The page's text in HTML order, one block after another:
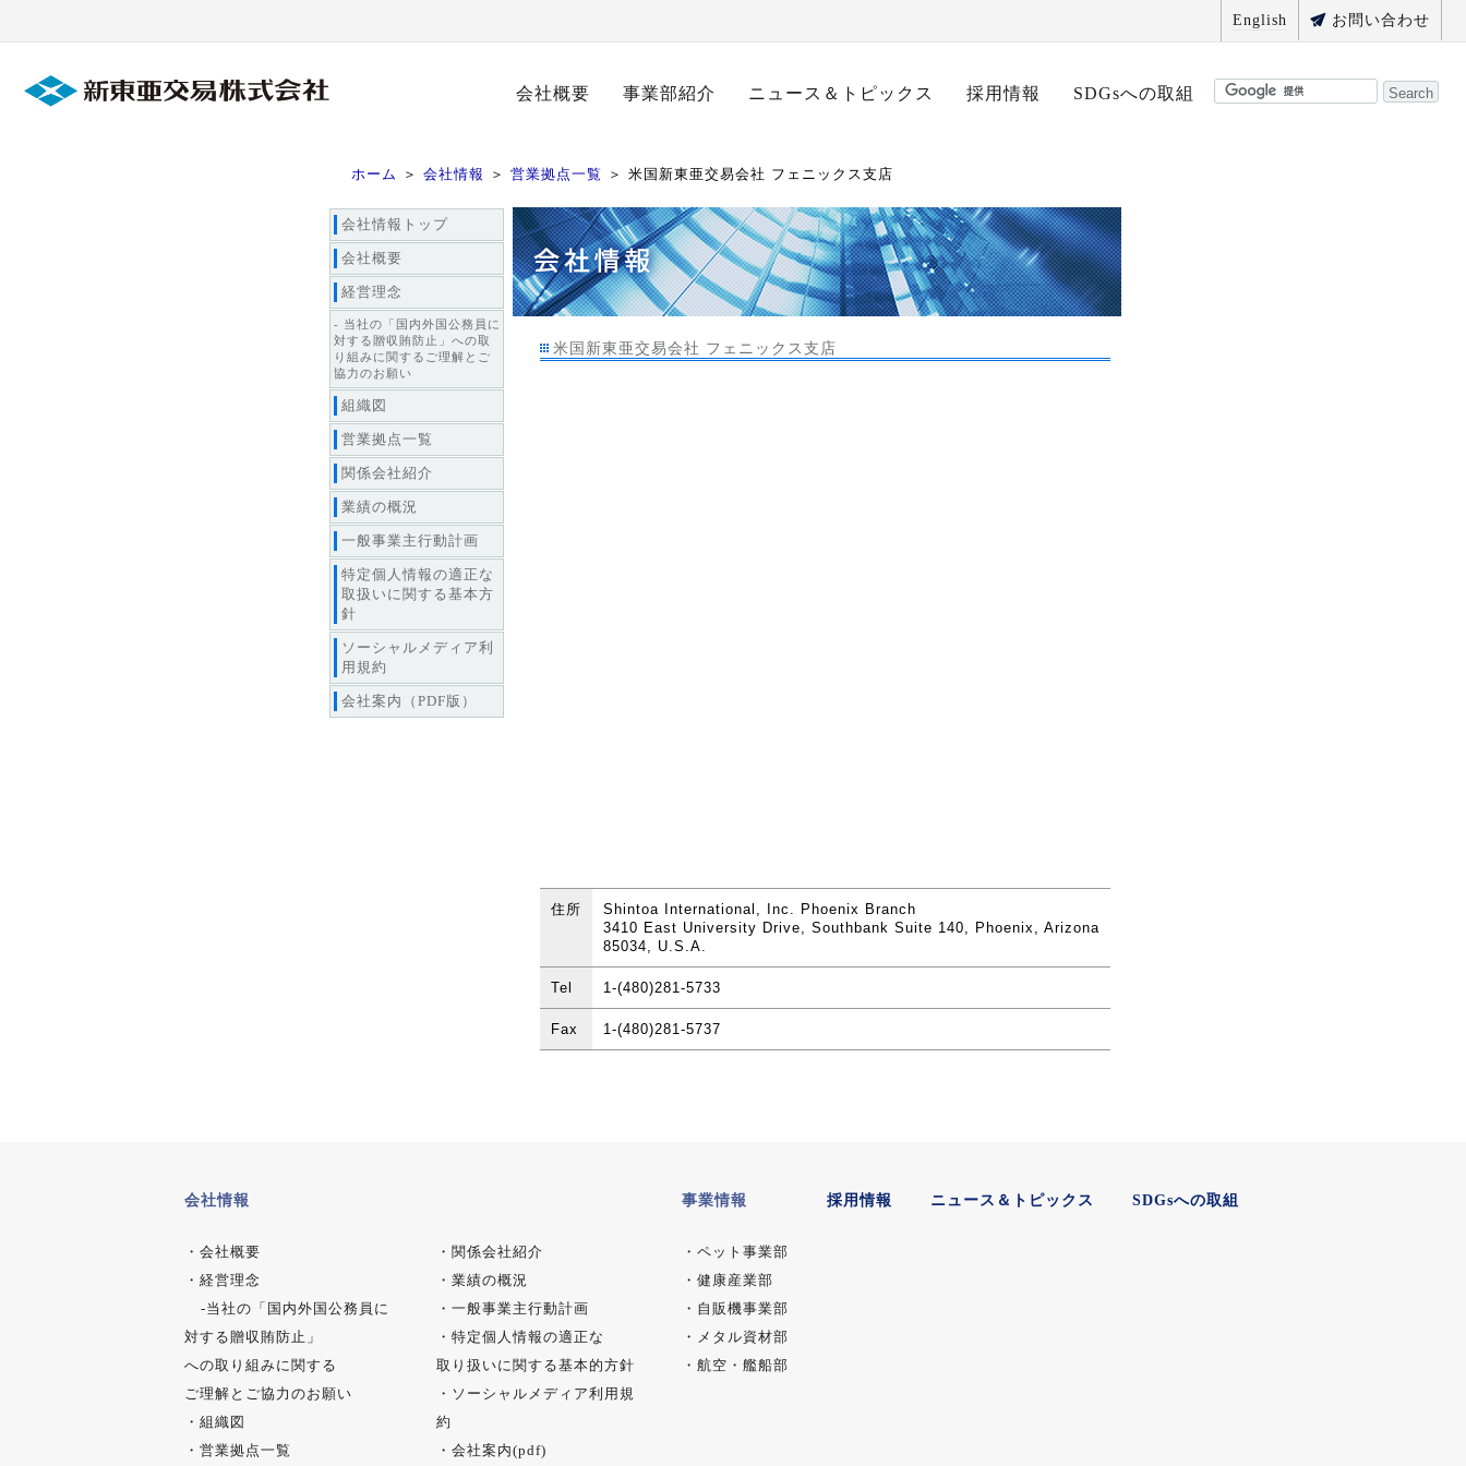
お問い合わせ
English
会社概要 事業部紹介 ニュース＆トピックス 採用情報 SDGsへの取組
ホーム ＞ 会社情報 ＞ 営業拠点一覧 ＞ 米国新東亜交易会社 フェニックス支店
会社情報トップ
会社概要
経営理念
- 当社の「国内外国公務員に
対する贈収賄防止」への取
り組みに関するご理解とご
協力のお願い
組織図
営業拠点一覧
関係会社紹介
業績の概況
一般事業主行動計画
特定個人情報の適正な
取扱いに関する基本方
針
ソーシャルメディア利
用規約
会社案内（PDF版）
米国新東亜交易会社 フェニックス支店
住所
Shintoa International, Inc. Phoenix Branch
3410 East University Drive, Southbank Suite 140, Phoenix, Arizona
85034, U.S.A.
Tel 1-(480)281-5733
Fax 1-(480)281-5737
会社情報
・ 会社概要
・ 経営理念
-当社の「国内外国公務員に
対する贈収賄防止」
への取り組みに関する
ご理解とご協力のお願い
・ 組織図
・ 営業拠点一覧
・ 関係会社紹介
・ 業績の概況
・ 一般事業主行動計画
・ 特定個人情報の適正な
取り扱いに関する基本的方針
・ ソーシャルメディア利用規
約
・ 会社案内(pdf)
事業情報
・ ペット事業部
・ 健康産業部
・ 自販機事業部
・ メタル資材部
・ 航空・艦船部
採用情報 ニュース＆トピックス SDGsへの取組